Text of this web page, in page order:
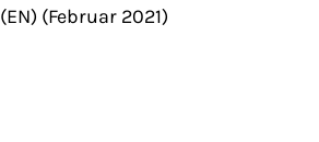
(EN) (Februar 2021)